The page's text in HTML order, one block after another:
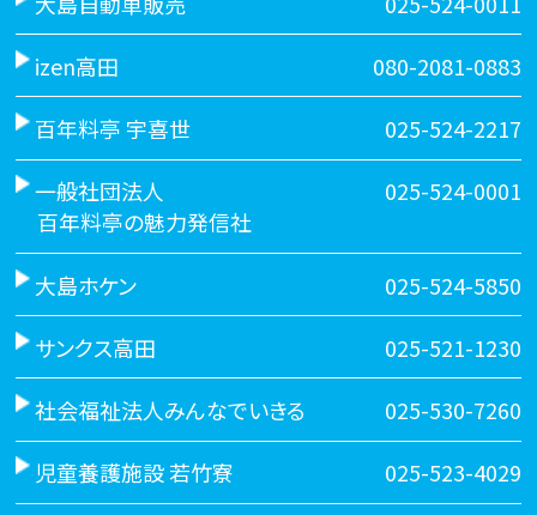
izen高田 080-2081-0883
百年料亭 宇喜世 025-524-2217
一般社団法人
百年料亭の魅力発信社
025-524-0001
大島ホケン 025-524-5850
サンクス高田 025-521-1230
社会福祉法人みんなでいきる 025-530-7260
児童養護施設 若竹寮 025-523-4029